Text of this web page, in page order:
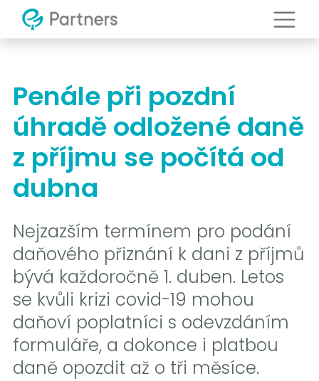
Penále při pozdní
úhradě odložené daně
z příjmu se počítá od
dubna
Nejzazším termínem pro podání
daňového přiznání k dani z příjmů
bývá každoročně 1. duben. Letos
se kvůli krizi covid-19 mohou
daňoví poplatníci s odevzdáním
formuláře, a dokonce i platbou
daně opozdit až o tři měsíce.